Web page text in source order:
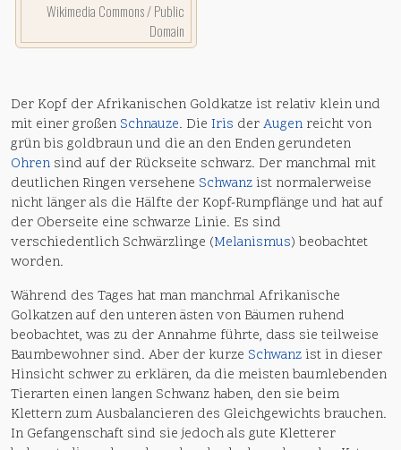
Wikimedia Commons / Public
Domain
Der Kopf der Afrikanischen Goldkatze ist relativ klein und
mit einer großen Schnauze. Die Iris derAugen reicht von
grün bis goldbraun und die an den Enden gerundeten
Ohren sind auf der Rückseite schwarz. Der manchmal mit
deutlichen Ringen versehene Schwanz ist normalerweise
nicht länger als die Hälfte der Kopf-Rumpflänge und hat auf
der Oberseite eine schwarze Linie. Es sind
verschiedentlich Schwärzlinge (Melanismus) beobachtet
worden.
Während des Tages hat man manchmal Afrikanische
Golkatzen auf den unteren ästen von Bäumen ruhend
beobachtet, was zu der Annahme führte, dass sie teilweise
Baumbewohner sind. Aber der kurze Schwanz ist in dieser
Hinsicht schwer zu erklären, da die meisten baumlebenden
Tierarten einen langen Schwanz haben, den sie beim
Klettern zum Ausbalancieren des Gleichgewichts brauchen.
In Gefangenschaft sind sie jedoch als gute Kletterer